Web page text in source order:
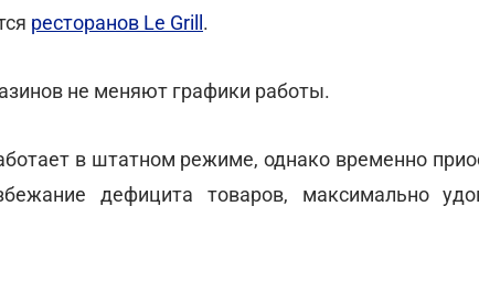
ресторанов Le Grill .
не меняют графики работы.
в штатном режиме, однако временно
дефицита товаров, максимально